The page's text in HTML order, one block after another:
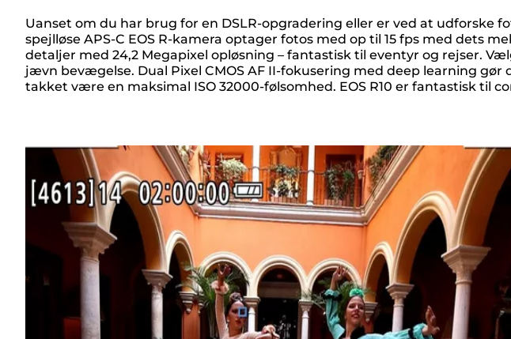
Oversigt
Uanset om du har brug for en DSLR-opgradering eller er ved at udforske
spejlløse APS-C EOS R-kamera optager fotos med op til 15 fps med dets
detaljer med 24,2 Megapixel opløsning – fantastisk til eventyr og rejser.
jævn bevægelse. Dual Pixel CMOS AF II-fokusering med deep learning
takket være en maksimal ISO 32000-følsomhed. EOS R10 er fantastisk til